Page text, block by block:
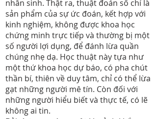
nhân sinh. Thật ra, thuật đoán số chỉ là
sản phẩm của sự ức đoán, kết hợp với
kinh nghiệm, không được khoa học
chứng minh trực tiếp và thường bị một
số người lợi dụng, để đánh lừa quần
chúng nhẹ dạ. Học thuật này tựa như
một thứ khoa học dự báo, có pha chút
thần bí, thiên về duy tâm, chỉ có thể lừa
gạt những người mê tín. Còn đối với
những người hiểu biết và thực tế, có lẽ
không ai tin.